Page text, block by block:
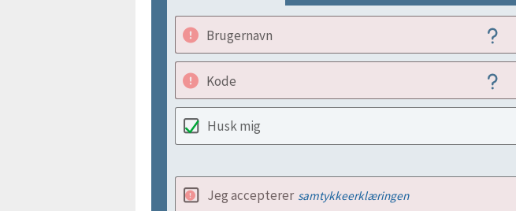
Brugernavn
Kode
Husk mig
Jeg accepterer samtykkeerklæringen